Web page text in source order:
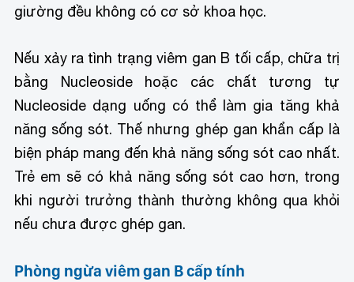
giường đều không có cơ sở khoa học.
Nếu xảy ra tình trạng viêm gan B tối cấp, chữa trị
bằng Nucleoside hoặc các chất tương tự
Nucleoside dạng uống có thể làm gia tăng khả
năng sống sót. Thế nhưng ghép gan khẩn cấp là
biện pháp mang đến khả năng sống sót cao nhất.
Trẻ em sẽ có khả năng sống sót cao hơn, trong
khi người trưởng thành thường không qua khỏi
nếu chưa được ghép gan.
Phòng ngừa viêm gan B cấp tính